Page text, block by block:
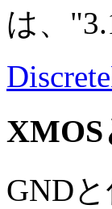
は、
XMOS
GND